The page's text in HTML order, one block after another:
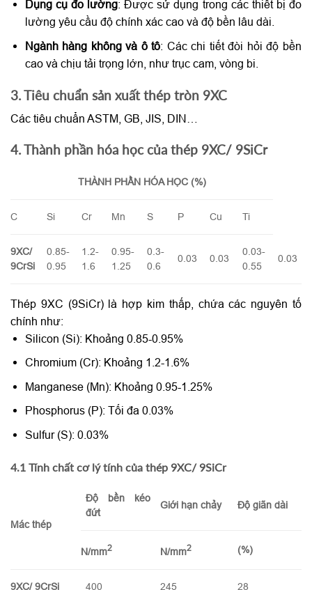
Dụng cụ đo lường: Được sử dụng trong các thiết bị đo
lường yêu cầu độ chính xác cao và độ bền lâu dài.
Ngành hàng không và ô tô: Các chi tiết đòi hỏi độ bền
cao và chịu tải trọng lớn, như trục cam, vòng bi.
3. Tiêu chuẩn sản xuất thép tròn 9XC
Các tiêu chuẩn ASTM, GB, JIS, DIN…
4. Thành phần hóa học của thép 9XC/ 9SiCr
THÀNH PHẦN HÓA HỌC (%)
C Si Cr Mn S P Cu Ti
9XC/
9CrSi
0.85-
0.95
1.2-
1.6
0.95-
1.25
0.3-
0.6
0.03 0.03
0.03-
0.55
0.03
Thép 9XC (9SiCr) là hợp kim thấp, chứa các nguyên tố
chính như:
Silicon (Si): Khoảng 0.85-0.95%
Chromium (Cr): Khoảng 1.2-1.6%
Manganese (Mn): Khoảng 0.95-1.25%
Phosphorus (P): Tối đa 0.03%
Sulfur (S): 0.03%
4.1 Tính chất cơ lý tính của thép 9XC/ 9SiCr
Mác thép
Độ bền kéo
đứt
Giới hạn chảy Độ giãn dài
N/mm2 N/mm2 (%)
9XC/ 9CrSi 400 245 28